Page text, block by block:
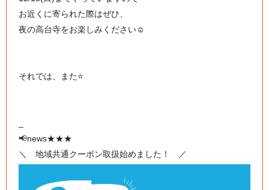
お近くに寄られた際はぜひ、
夜の高台寺をお楽しみください☺️
それでは、また⭐️
📢news★★★
＼ 地域共通クーポン取扱始めました！ ／